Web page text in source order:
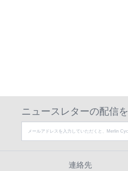
ニュースレターの配信を
連絡先